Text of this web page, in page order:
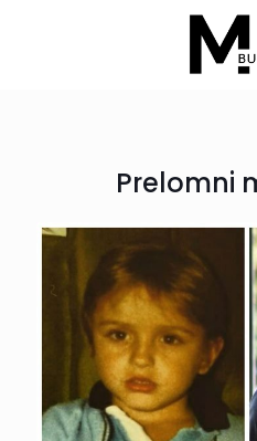
Prelomni